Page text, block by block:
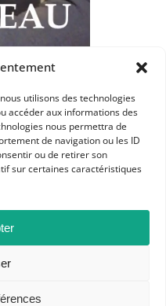
utilisons des technologies
accéder aux informations des
nous permettra de
de navigation ou les ID
ou de retirer son
sur certaines caractéristiques
SUR COURS
COLLÈGE